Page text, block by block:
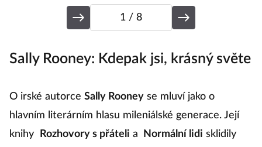
1 / 8
Sally Rooney: Kdepak jsi, krásný světe
O irské autorce Sally Rooney se mluví jako o
hlavním literárním hlasu mileniálské generace. Její
knihy
Rozhovory s přáteli a Normální lidi sklidily